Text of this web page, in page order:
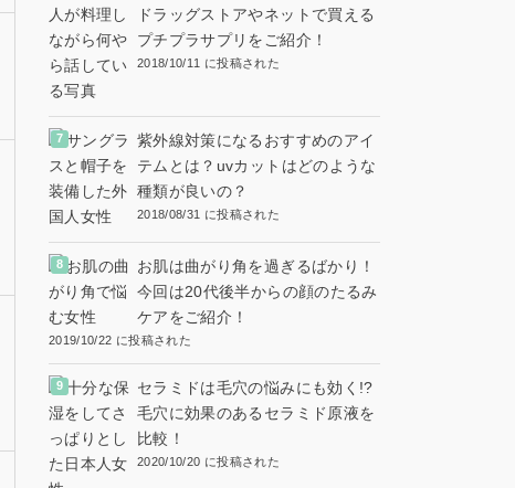
ドラッグストアやネットで買える
プチプラサプリをご紹介！
2018/10/11 に投稿された
紫外線対策になるおすすめのアイ
テムとは？uvカットはどのような
種類が良いの？
2018/08/31 に投稿された
お肌は曲がり角を過ぎるばかり！
今回は20代後半からの顔のたるみ
ケアをご紹介！
2019/10/22 に投稿された
セラミドは毛穴の悩みにも効く!?
毛穴に効果のあるセラミド原液を
比較！
2020/10/20 に投稿された